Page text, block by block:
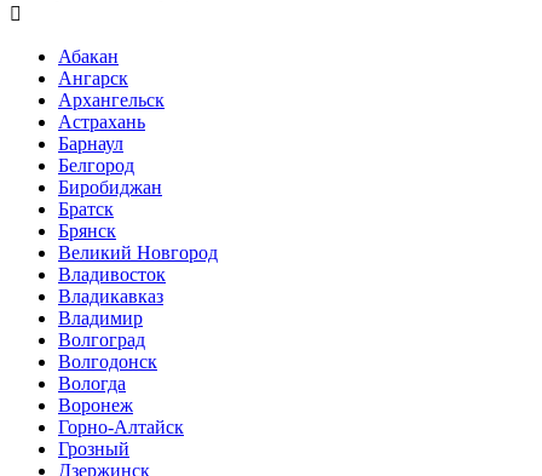

Абакан
Ангарск
Архангельск
Астрахань
Барнаул
Белгород
Биробиджан
Братск
Брянск
Великий Новгород
Владивосток
Владикавказ
Владимир
Волгоград
Волгодонск
Вологда
Воронеж
Горно-Алтайск
Грозный
Дзержинск